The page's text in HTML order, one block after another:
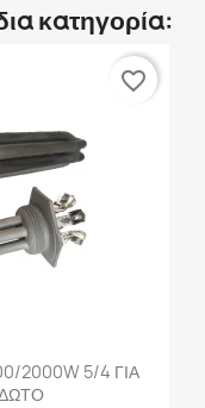
κατηγορία:
2000W 5/4 ΓΙΑ
favorite_border